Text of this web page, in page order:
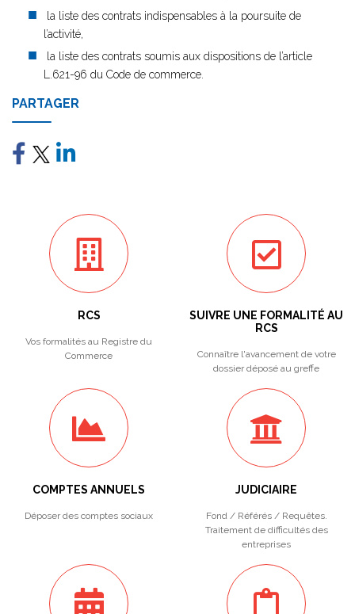
la liste des contrats indispensables à la poursuite de
l’activité,
la liste des contrats soumis aux dispositions de l’article
L.621-96 du Code de commerce.
PARTAGER
RCS
Vos formalités au Registre du
Commerce
SUIVRE UNE FORMALITÉ AU
RCS
Connaître l'avancement de votre
dossier déposé au greffe
COMPTES ANNUELS
Déposer des comptes sociaux
JUDICIAIRE
Fond / Référés / Requêtes.
Traitement de difficultés des
entreprises